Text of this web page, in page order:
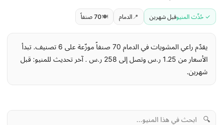
✓ حُدِّث المنيوقبل شهرين 📍 الدمام 🍽️70 صنفاً
يقدّم راعي المشويات في الدمام 70 صنفاً موزّعة على 6 تصنيف. تبدأ
الأسعار من 1.25 ر.س وتصل إلى 258 ر.س . آخر تحديث للمنيو: قبل
شهرين.
🔍